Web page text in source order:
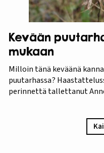
Kevään
mukaan
Milloin tänä keväänä
puutarhassa?
perinnettä tallettanut